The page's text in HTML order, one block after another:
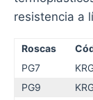
resistencia a
Roscas
PG7
PG9